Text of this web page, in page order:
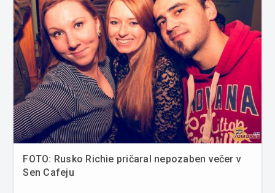
FOTO: Rusko Richie pričaral nepozaben večer v
Sen Cafeju